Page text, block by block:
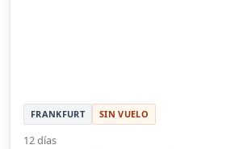
FRANKFURT SIN VUELO
12 días